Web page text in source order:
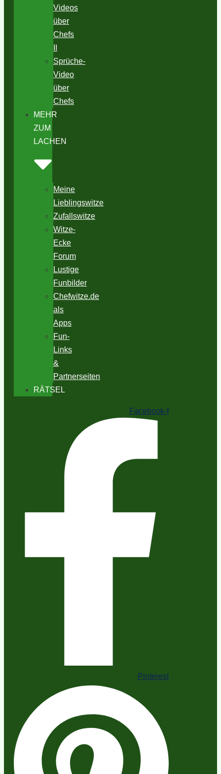
Videos
über
Chefs
Sprüche-
Video
über
Chefs
MEHR
ZUM
LACHEN
Meine
Lieblingswitze
Zufallswitze
Witze-
Ecke
Forum
Lustige
Funbilder
Chefwitze.de
als
Apps
Fun-
Links
&
Partnerseiten
RÄTSEL
Facebook-f
Pinterest